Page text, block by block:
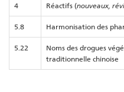
4 Réactifs (nouveaux,
5.8 Harmonisation des
5.22
Noms des drogues
traditionnelle chinoise